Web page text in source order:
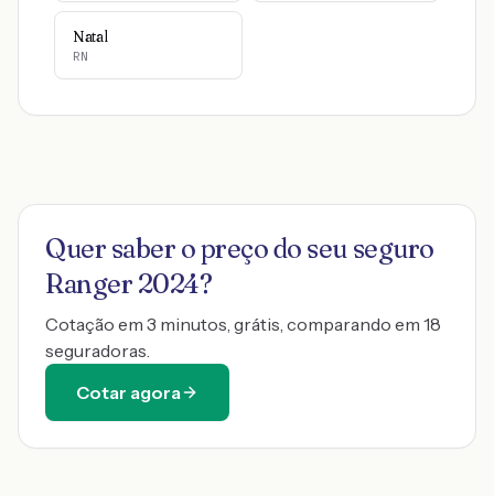
Natal
RN
Quer saber o preço do seu seguro
Ranger 2024?
Cotação em 3 minutos, grátis, comparando em 18
seguradoras.
Cotar agora